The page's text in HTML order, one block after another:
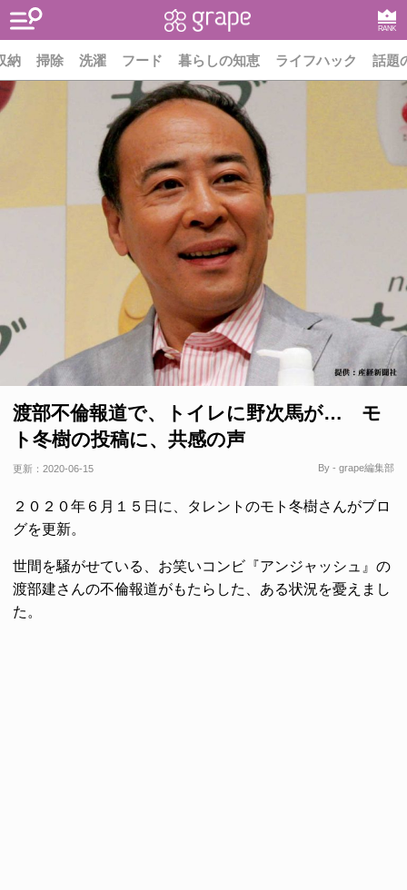
RANK
納 掃除 洗濯 フード 暮らしの知恵 ライフハック 話題
渡部不倫報道で、トイレに野次馬が… モ
ト冬樹の投稿に、共感の声
更新： 2020-06-15 By - grape編集部
２０２０年６月１５日に、タレントのモト冬樹さんがブロ
グを更新。
世間を騒がせている、お笑いコンビ『アンジャッシュ』の
渡部建さんの不倫報道がもたらした、ある状況を憂えまし
た。